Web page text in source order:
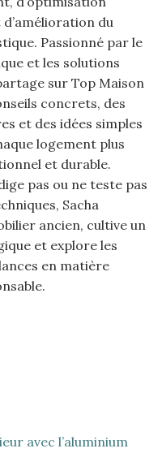
du
Passionné par le
et les solutions
sur Top Maison
concrets, des
et des idées simples
logement plus
et durable.
pas ou ne teste pas
Sacha
ancien, cultive un
et explore les
en matière
avec l’aluminium